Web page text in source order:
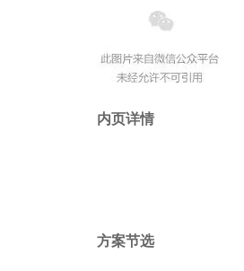
内页详情
方案节选